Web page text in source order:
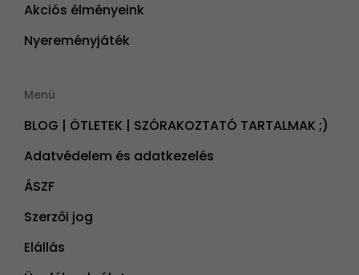
Akciós élményeink
Nyereményjáték
Menü
BLOG | ÖTLETEK | SZÓRAKOZTATÓ TARTALMAK ;)
Adatvédelem és adatkezelés
ÁSZF
Szerzői jog
Elállás